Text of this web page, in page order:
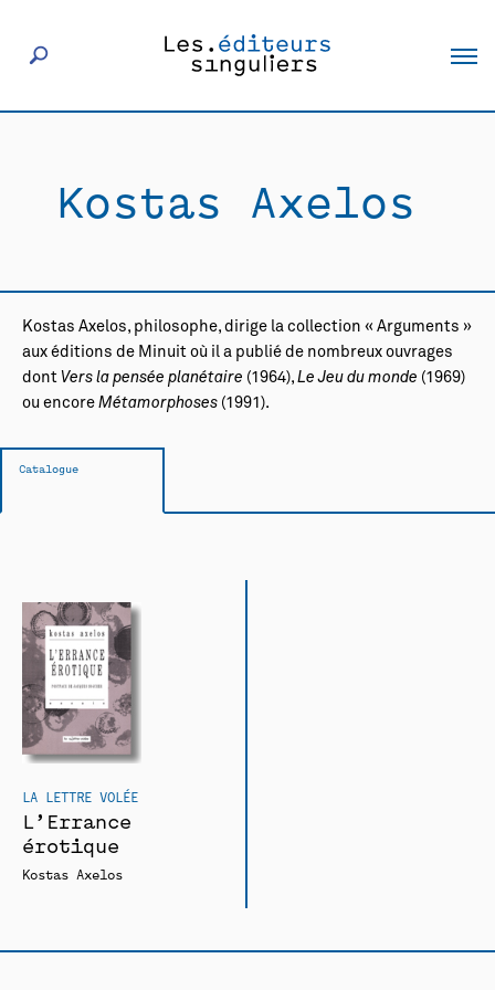
Éditeurs
Actualités
Rencontres
Kostas Axelos
Kostas Axelos, philosophe, dirige la collection « Arguments »
aux éditions de Minuit où il a publié de nombreux ouvrages
dont Vers la pensée planétaire (1964), Le Jeu du monde (1969)
ou encore Métamorphoses (1991).
Catalogue
LA LETTRE VOLÉE
L’Errance
érotique
Kostas Axelos